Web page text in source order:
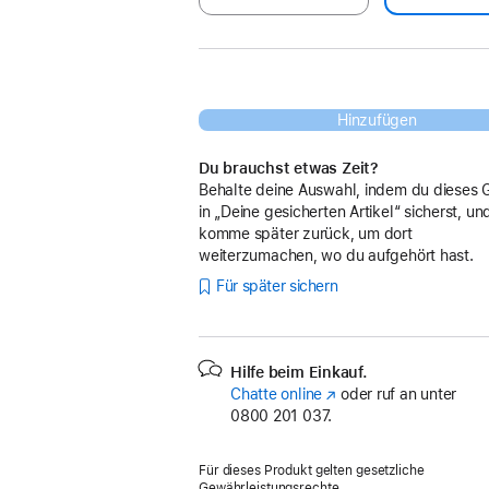
Hinzufügen
Du brauchst etwas Zeit?
Behalte deine Auswahl, indem du dieses
in „Deine gesicherten Artikel“ sicherst,
komme später zurück, um dort
weiterzumachen, wo du aufgehört hast.
Für später sichern
Hilfe beim Einkauf.
Chatte online (Öffnet
ein
oder ruf an unter
0800 201 037.
Für dieses Produkt gelten gesetzliche